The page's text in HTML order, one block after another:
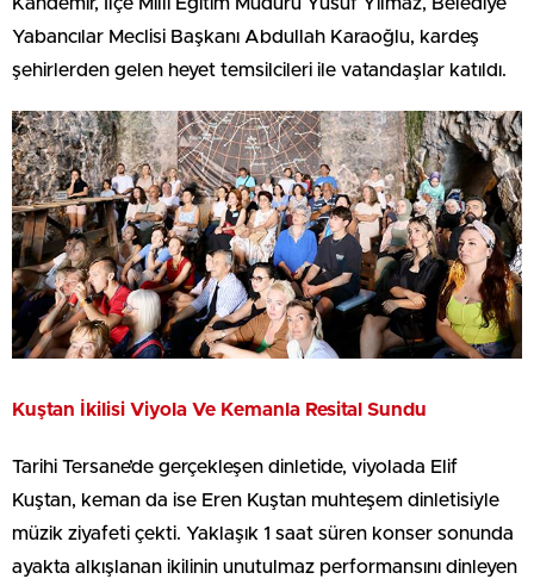
Yabancılar Meclisi Başkanı Abdullah Karaoğlu, kardeş
şehirlerden gelen heyet temsilcileri ile vatandaşlar katıldı.
Kuştan İkilisi Viyola Ve Kemanla Resital Sundu
Tarihi Tersane’de gerçekleşen dinletide, viyolada Elif
Kuştan, keman da ise Eren Kuştan muhteşem dinletisiyle
müzik ziyafeti çekti. Yaklaşık 1 saat süren konser sonunda
ayakta alkışlanan ikilinin unutulmaz performansını dinleyen